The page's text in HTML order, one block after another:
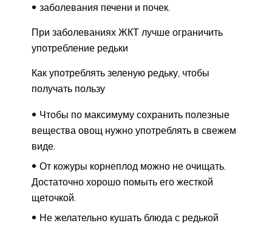
заболевания печени и почек.
При заболеваниях ЖКТ лучше ограничить
употребление редьки
Как употреблять зеленую редьку, чтобы
получать пользу
Чтобы по максимуму сохранить полезные
вещества овощ нужно употреблять в свежем
виде.
От кожуры корнеплод можно не очищать.
Достаточно хорошо помыть его жесткой
щеточкой.
Не желательно кушать блюда с редькой